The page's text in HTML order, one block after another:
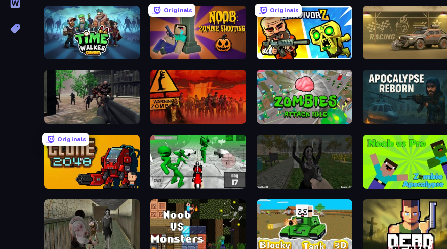
Time Walker: Survive
Originals
NOOB: Zombie Shooting
Originals
SURVIVORZ: Bullets & Brains
Sudden Attack Outpost: Zombie Apocalypse Zombies Attack Idle Apocalypse Reborn
Originals
Clone2048 Stickman Zombie: Motorcycle While We Sleep: Slendrina Is Here